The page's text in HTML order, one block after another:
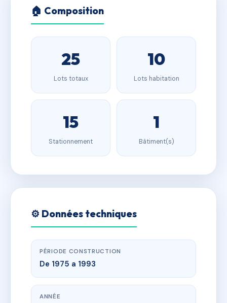
🏠 Composition
25
Lots totaux
10
Lots habitation
15
Stationnement
1
Bâtiment(s)
⚙️ Données techniques
PÉRIODE CONSTRUCTION
De 1975 a 1993
ANNÉE